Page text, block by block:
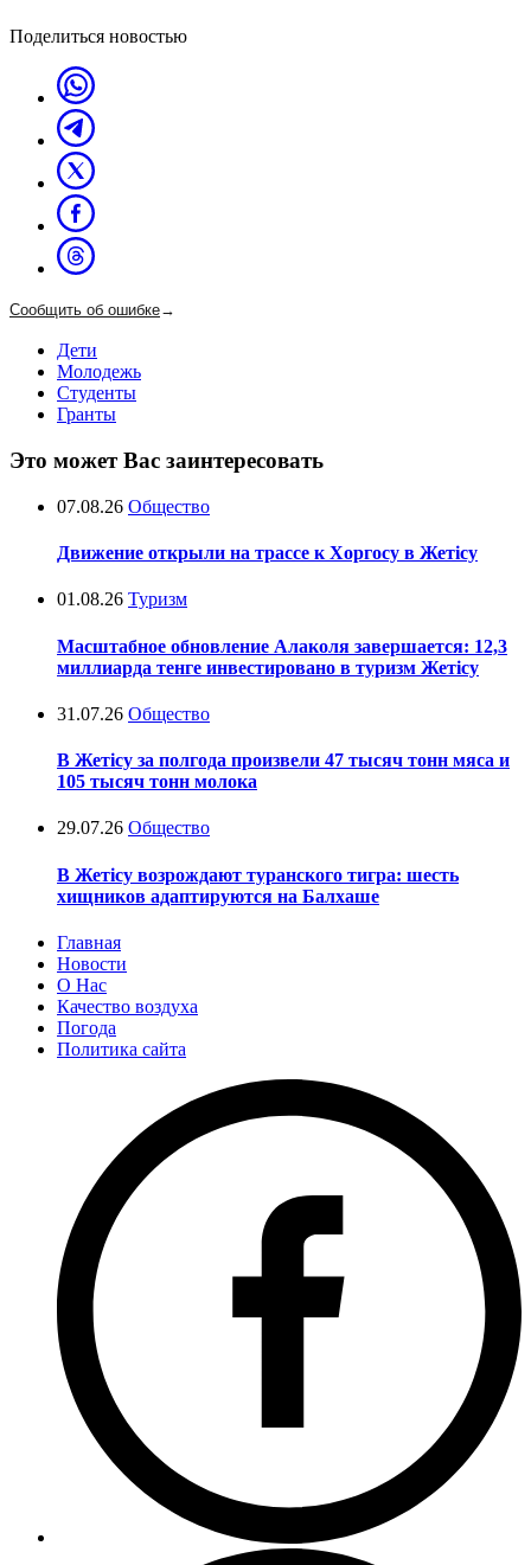
Поделиться новостью
Сообщить об ошибке→
Дети
Молодежь
Студенты
Гранты
Это может Вас заинтересовать
07.08.26 Общество
Движение открыли на трассе к Хоргосу в Жетісу
01.08.26 Туризм
Масштабное обновление Алаколя завершается: 12,3
миллиарда тенге инвестировано в туризм Жетісу
31.07.26 Общество
В Жетісу за полгода произвели 47 тысяч тонн мяса и
105 тысяч тонн молока
29.07.26 Общество
В Жетісу возрождают туранского тигра: шесть
хищников адаптируются на Балхаше
Главная
Новости
О Нас
Качество воздуха
Погода
Политика сайта